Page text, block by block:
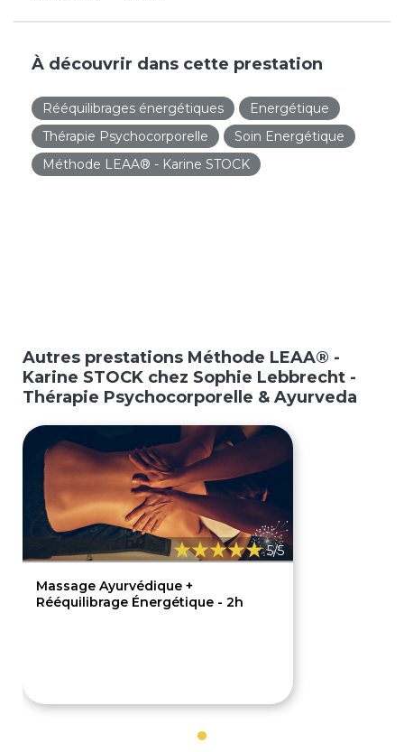
À découvrir dans cette prestation
Rééquilibrages énergétiques
Energétique
Thérapie Psychocorporelle
Soin Energétique
Méthode LEAA® - Karine STOCK
Autres prestations Méthode LEAA® -
Karine STOCK chez Sophie Lebbrecht -
Thérapie Psychocorporelle & Ayurveda
5/5
Massage Ayurvédique +
Rééquilibrage Énergétique - 2h